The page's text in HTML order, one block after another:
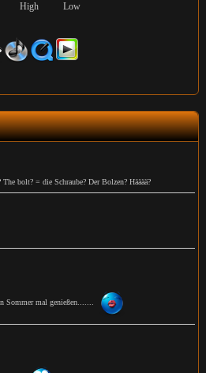
High Low
bolt? = die Schraube? Der Bolzen? Hääää?
Sommer mal genießen.......